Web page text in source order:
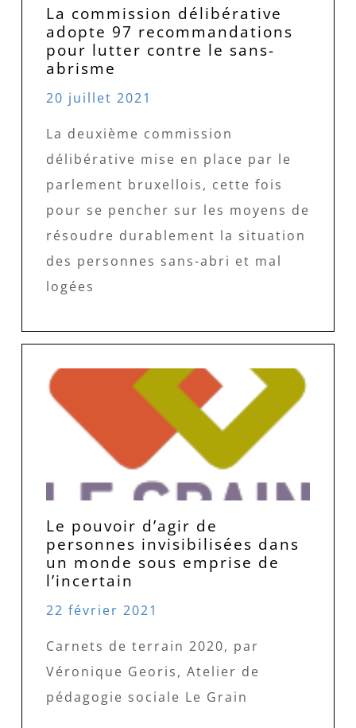
La commission délibérative
adopte 97 recommandations
pour lutter contre le sans-
abrisme
20 juillet 2021
La deuxième commission
délibérative mise en place par le
parlement bruxellois, cette fois
pour se pencher sur les moyens de
résoudre durablement la situation
des personnes sans-abri et mal
logées
Le pouvoir d’agir de
personnes invisibilisées dans
un monde sous emprise de
l’incertain
22 février 2021
Carnets de terrain 2020, par
Véronique Georis, Atelier de
pédagogie sociale Le Grain